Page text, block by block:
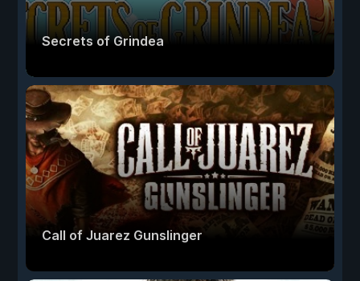
Secrets of Grindea
Call of Juarez Gunslinger